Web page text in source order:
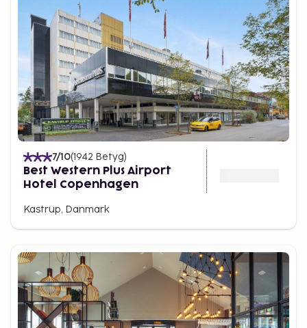
7/10(1942 Betyg)
Best Western Plus Airport
Hotel Copenhagen
Kastrup, Danmark